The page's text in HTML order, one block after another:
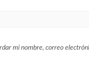
mi nombre, correo